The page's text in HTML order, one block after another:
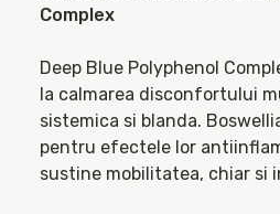
Complex
Deep Blue Polyphenol
la calmarea disconfortului
sistemica si blanda.
pentru efectele lor
sustine mobilitatea, chiar si